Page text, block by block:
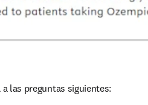
las preguntas siguientes: